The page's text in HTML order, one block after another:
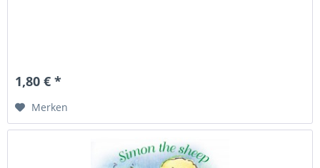
1,80 € *
Merken